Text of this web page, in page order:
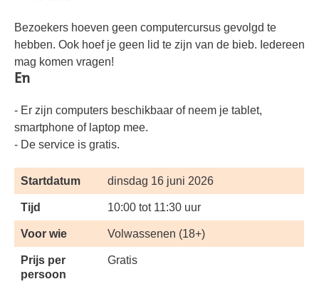
Bezoekers hoeven geen computercursus gevolgd te
hebben. Ook hoef je geen lid te zijn van de bieb. Iedereen
mag komen vragen!
En
- Er zijn computers beschikbaar of neem je tablet,
smartphone of laptop mee.
- De service is gratis.
Startdatum dinsdag 16 juni 2026
Tijd 10:00 tot 11:30 uur
Voor wie Volwassenen (18+)
Prijs per
persoon
Gratis